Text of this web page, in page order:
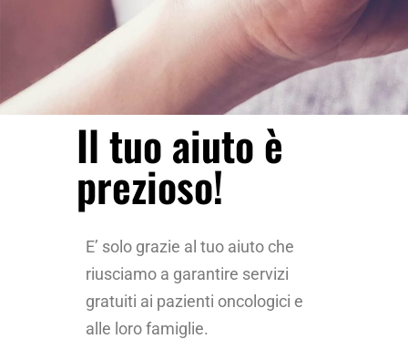
Il tuo aiuto è
prezioso!
E’ solo grazie al tuo aiuto che
riusciamo a garantire servizi
gratuiti ai pazienti oncologici e
alle loro famiglie.